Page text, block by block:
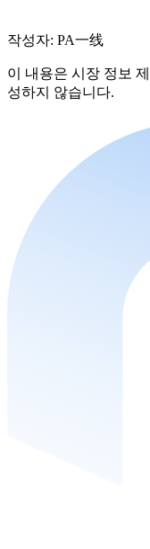
작성자: PA一线
이 내용은 시장 정보
성하지 않습니다.